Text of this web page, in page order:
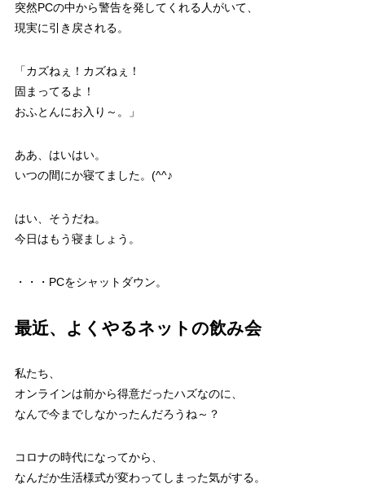
突然PCの中から警告を発してくれる人がいて、
現実に引き戻される。
「カズねぇ！カズねぇ！
固まってるよ！
おふとんにお入り～。」
ああ、はいはい。
いつの間にか寝てました。(^^♪
はい、そうだね。
今日はもう寝ましょう。
・・・PCをシャットダウン。
最近、よくやるネットの飲み会
私たち、
オンラインは前から得意だったハズなのに、
なんで今までしなかったんだろうね～？
コロナの時代になってから、
なんだか生活様式が変わってしまった気がする。